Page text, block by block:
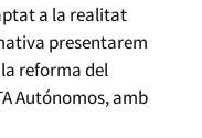
a la realitat
presentarem
reforma del
Autónomos, amb